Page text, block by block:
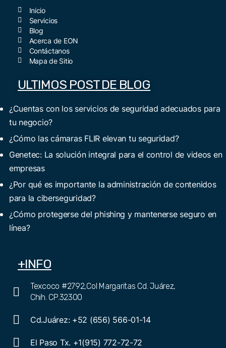
Inicio
Servicios
Blog
Acerca de EON
Contáctanos
Mapa de Sitio
ULTIMOS POST DE BLOG
¿Cuentas con los servicios de seguridad adecuados para
tu negocio?
¿Cómo las cámaras FLIR elevan tu seguridad?
Genetec: La solución integral para el control de videos en
empresas
¿Por qué es importante la administración de contenidos
para la ciberseguridad?
¿Cómo protegerse del phishing y mantenerse seguro en
línea?
+INFO
Texcoco #2792,Col Margaritas Cd. Juárez,
Chih. CP.32300
Cd.Juárez: +52 (656) 566-01-14
El Paso Tx. +1(915) 772-72-72